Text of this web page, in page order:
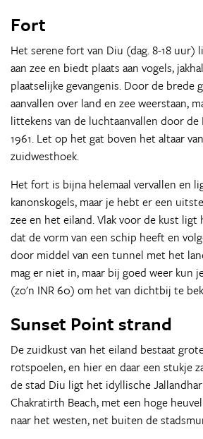
Fort
Het serene fort van Diu (dag. 8-18 uur)
aan zee en biedt plaats aan vogels,
plaatselijke gevangenis. Door de
aanvallen over land en zee weerstaan,
littekens van de luchtaanvallen door de
1961. Let op het gat boven het altaar
zuidwesthoek.
Het fort is bijna helemaal vervallen en
kanonskogels, maar je hebt er een
zee en het eiland. Vlak voor de kust
dat de vorm van een schip heeft en
door middel van een tunnel met het
mag er niet in, maar bij goed weer kun
(zo'n INR 60) om het van dichtbij te
Sunset Point strand
De zuidkust van het eiland bestaat
rotspoelen, en hier en daar een stukje
de stad Diu ligt het idyllische
Chakratirth Beach, met een hoge
naar het westen, net buiten de